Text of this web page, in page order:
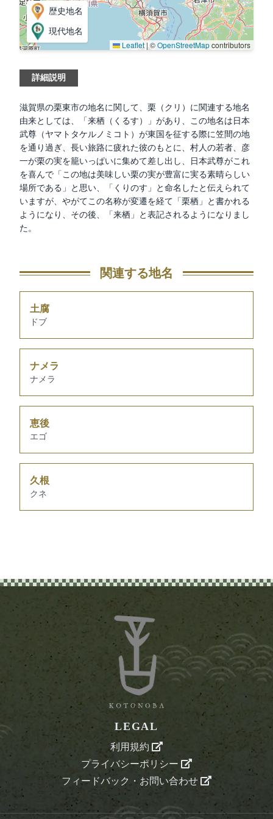
歴史地名
現代地名
Leaflet |©OpenStreetMapcontributors
詳細説明
滋賀県の栗東市の地名に関して、栗（クリ）に関連する地名
由来としては、「来栖（くるす）」があり、この地名は日本
武尊（ヤマトタケルノミコト）が東国を征する際に笠間の地
を通り過ぎ、長い旅路に疲れた彼のもとに、村人の若者、彦
一が栗の実を籠いっぱいに集めて差し出し、日本武尊がこれ
を喜んで「この地は美味しい栗の実が豊富に実る素晴らしい
場所である」と思い、「くりのす」と命名したと伝えられて
いますが、やがてこの名称が変遷を経て「栗栖」と書かれる
ようになり、その後、「来栖」と表記されるようになりまし
た。
関連する地名
土腐
ドブ
ナメラ
ナメラ
恵後
エゴ
久根
クネ
LEGAL
利用規約
プライバシーポリシー
フィードバック・お問い合わせ